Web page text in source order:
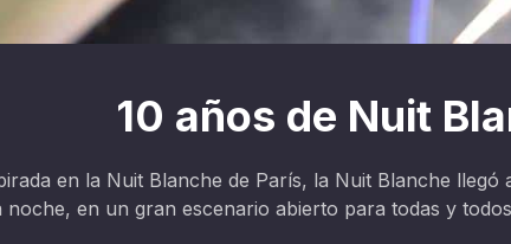
10 años de Nuit
en la Nuit Blanche de París, la Nuit Blanche
noche, en un gran escenario abierto para todas y